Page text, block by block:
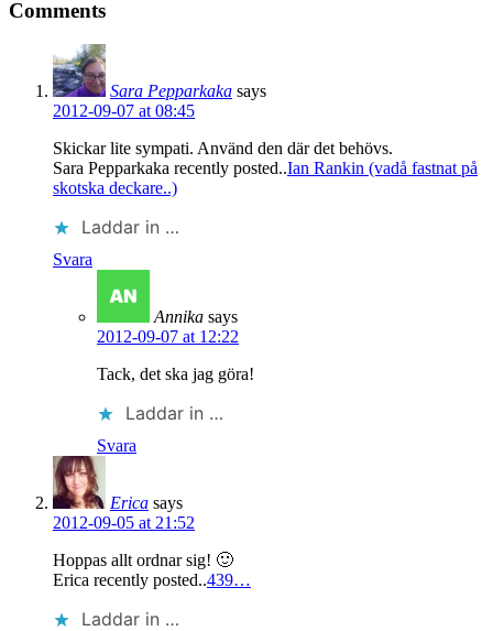
Comments
Sara Pepparkaka says
2012-09-07 at 08:45
Skickar lite sympati. Använd den där det behövs.
Sara Pepparkaka recently posted..Ian Rankin (vadå fastnat på
skotska deckare..)
Laddar in …
Svara
Annika says
2012-09-07 at 12:22
Tack, det ska jag göra!
Laddar in …
Svara
Erica says
2012-09-05 at 21:52
Hoppas allt ordnar sig! 🙂
Erica recently posted..439…
Laddar in …